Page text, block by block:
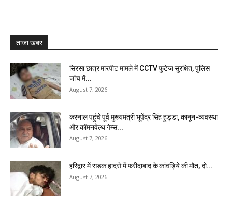
ताजा खबर
सिरसा छात्र मारपीट मामले में CCTV फुटेज सुरक्षित, पुलिस
जांच में...
August 7, 2026
करनाल पहुंचे पूर्व मुख्यमंत्री भूपेंद्र सिंह हुड्डा, कानून-व्यवस्था
और कॉमनवेल्थ गेम्स...
August 7, 2026
हरिद्वार में सड़क हादसे में फरीदाबाद के कांवड़िये की मौत, दो...
August 7, 2026